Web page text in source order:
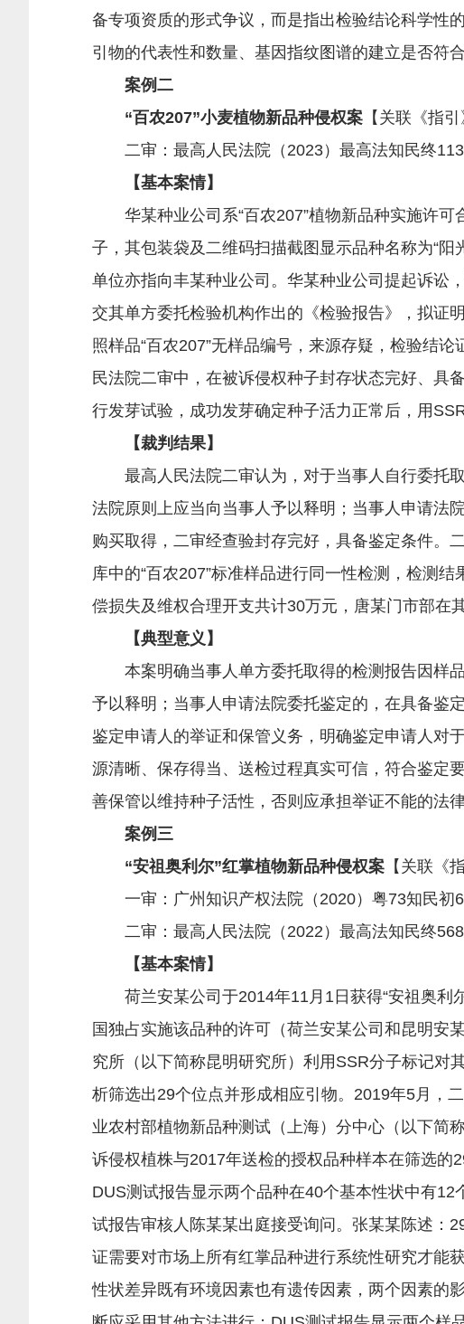
备专项资质的形式争议，而是指出检验结论科学性
引物的代表性和数量、基因指纹图谱的建立是否符
案例二
“百农207”小麦植物新品种侵权案 【关联《指
二审：最高人民法院（2023）最高法知民终
【基本案情】
华某种业公司系“百农207”植物新品种实施许可
子，其包装袋及二维码扫描截图显示品种名称为“
单位亦指向丰某种业公司。华某种业公司提起诉讼
交其单方委托检验机构作出的《检验报告》，拟证
照样品“百农207”无样品编号，来源存疑，检验结
民法院二审中，在被诉侵权种子封存状态完好、具
行发芽试验，成功发芽确定种子活力正常后，用
【裁判结果】
最高人民法院二审认为，对于当事人自行委托取
法院原则上应当向当事人予以释明；当事人申请法
购买取得，二审经查验封存完好，具备鉴定条件。
库中的“百农207”标准样品进行同一性检测，检测
偿损失及维权合理开支共计30万元，唐某门市部在
【典型意义】
本案明确当事人单方委托取得的检测报告因样品
予以释明；当事人申请法院委托鉴定的，在具备鉴
鉴定申请人的举证和保管义务，明确鉴定申请人对
源清晰、保存得当、送检过程真实可信，符合鉴定
善保管以维持种子活性，否则应承担举证不能的法律
案例三
“安祖奥利尔”红掌植物新品种侵权案 【关联《
一审：广州知识产权法院（2020）粤73知民初
二审：最高人民法院（2022）最高法知民终
【基本案情】
荷兰安某公司于2014年11月1日获得“安祖奥利
国独占实施该品种的许可（荷兰安某公司和昆明安
究所（以下简称昆明研究所）利用SSR分子标记对
析筛选出29个位点并形成相应引物。2019年5月，
业农村部植物新品种测试（上海）分中心（以下简
诉侵权植株与2017年送检的授权品种样本在筛选的
DUS测试报告显示两个品种在40个基本性状中有
试报告审核人陈某某出庭接受询问。张某某陈述：
证需要对市场上所有红掌品种进行系统性研究才能
性状差异既有环境因素也有遗传因素，两个因素的